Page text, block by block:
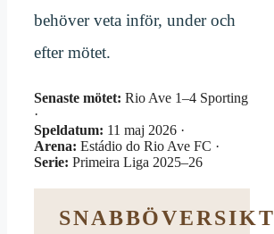
behöver veta inför, under och
efter mötet.
Senaste mötet: Rio Ave 1–4 Sporting
·
Speldatum: 11 maj 2026 ·
Arena: Estádio do Rio Ave FC ·
Serie: Primeira Liga 2025–26
SNABBÖVERSIKT